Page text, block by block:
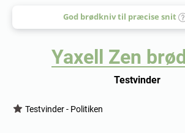
God brødkniv til præcise snit
Yaxell Zen
Testvinder
Testvinder - Politiken